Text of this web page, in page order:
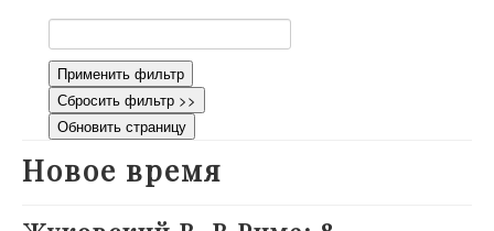
Применить фильтр
Сбросить фильтр >>
Обновить страницу
Новое время